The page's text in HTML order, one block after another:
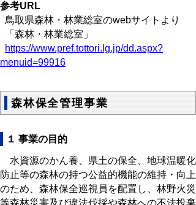
参考URL
鳥取県森林・林業総室のwebサイトより
「森林・林業総室」
https://www.pref.tottori.lg.jp/dd.aspx?
menuid=99916
森林保全管理事業
１ 事業の目的
水資源のかん養、県土の保全、地球温暖化
防止等の森林の持つ公益的機能の維持・向上
のため、森林保全巡視員を配置し、林野火災
等森林災害及び違法伐採や森林への不法投棄